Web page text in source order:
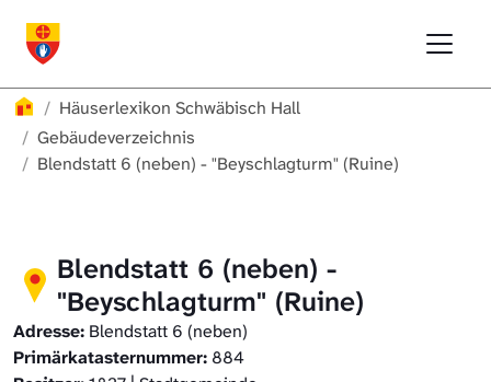
Häuserlexikon
Häuserlexikon Schwäbisch Hall
Gebäudeverzeichnis
Blendstatt 6 (neben) - "Beyschlagturm" (Ruine)
Blendstatt 6 (neben) -
"Beyschlagturm" (Ruine)
Adresse: Blendstatt 6 (neben)
Primärkatasternummer: 884
Häuserlexikon SteinbachGebäudeverzeichnis